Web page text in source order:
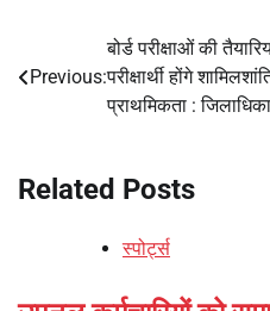
navigation
Previous:
बोर्ड परीक्षाओं की
परीक्षार्थी होंगे
प्राथमिकता :
Related Posts
स्पोर्ट्स